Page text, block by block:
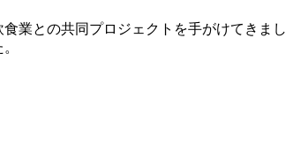
業との共同プロジェクトを手がけてきまし